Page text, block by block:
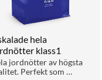
hela
klass1
jordnötter av högsta
Perfekt som